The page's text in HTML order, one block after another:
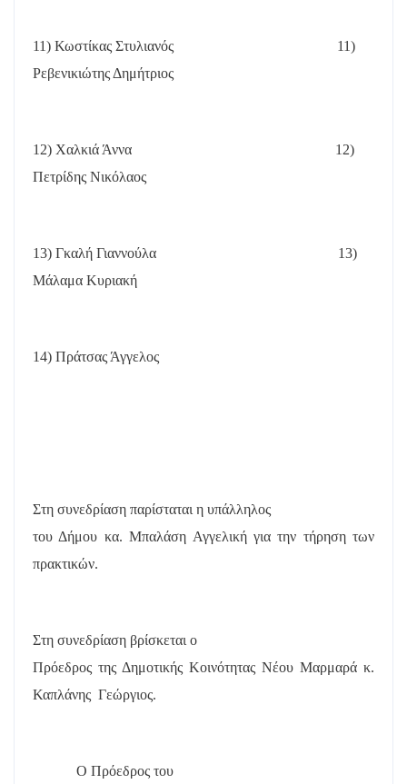
11) Κωστίκας Στυλιανός
11)
Ρεβενικιώτης Δημήτριος
12) Χαλκιά Άννα
12)
Πετρίδης Νικόλαος
13) Γκαλή Γιαννούλα
13)
Μάλαμα Κυριακή
14) Πράτσας Άγγελος
Στη συνεδρίαση παρίσταται η υπάλληλος
του Δήμου κα. Μπαλάση Αγγελική για την τήρηση των
πρακτικών.
Στη συνεδρίαση βρίσκεται ο
Πρόεδρος της Δημοτικής Κοινότητας Νέου Μαρμαρά κ.
Καπλάνης Γεώργιος.
Ο Πρόεδρος του